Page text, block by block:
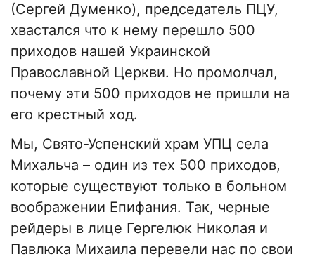
(Сергей Думенко), председатель ПЦУ,
хвастался что к нему перешло 500
приходов нашей Украинской
Православной Церкви. Но промолчал,
почему эти 500 приходов не пришли на
его крестный ход.
Мы, Свято-Успенский храм УПЦ села
Михальча – один из тех 500 приходов,
которые существуют только в больном
воображении Епифания. Так, черные
рейдеры в лице Гергелюк Николая и
Павлюка Михаила перевели нас по свои